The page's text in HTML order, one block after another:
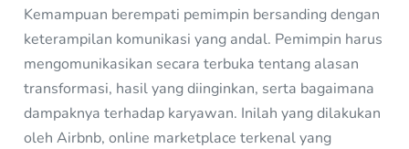
Kemampuan berempati pemimpin bersanding dengan
keterampilan komunikasi yang andal. Pemimpin harus
mengomunikasikan secara terbuka tentang alasan
transformasi, hasil yang diinginkan, serta bagaimana
dampaknya terhadap karyawan. Inilah yang dilakukan
oleh Airbnb, online marketplace terkenal yang